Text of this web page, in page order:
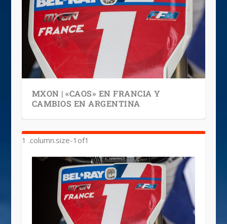
MXON | «CAOS» EN FRANCIA Y
CAMBIOS EN ARGENTINA